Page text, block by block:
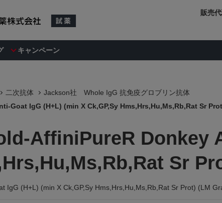
キャンペーン
販売
二次抗体
Jackson社 Whole IgG 抗免疫グロブリン抗体
Goat IgG (H+L) (min X Ck,GP,Sy Hms,Hrs,Hu,Ms,Rb,Rat Sr
AffiniPureR Donkey
Sr
IgG (H+L) (min X Ck,GP,Sy Hms,Hrs,Hu,Ms,Rb,Rat Sr Prot) (LM